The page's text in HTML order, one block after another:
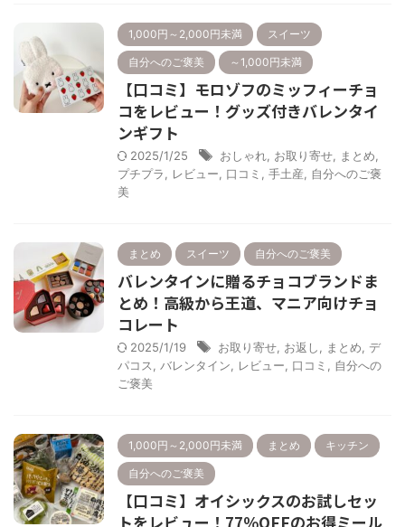
1,000円～2,000円未満 スイーツ
自分へのご褒美 ～1,000円未満
【口コミ】モロゾフのミッフィーチョ
コをレビュー！グッズ付きバレンタイ
ンギフト
2025/1/25 おしゃれ お取り寄せ まとめ
プチプラ
レビュー 口コミ 手土産
自分へのご褒
美
まとめ スイーツ 自分へのご褒美
バレンタインに贈るチョコブランドま
とめ！高級から王道、マニア向けチョ
コレート
2025/1/19 お取り寄せ お返し まとめ
デ
パコス
バレンタイン レビュー 口コミ
自分への
ご褒美
1,000円～2,000円未満 まとめ キッチン
自分へのご褒美
【口コミ】オイシックスのお試しセッ
トをレビュー！77％OFFのお得ミール